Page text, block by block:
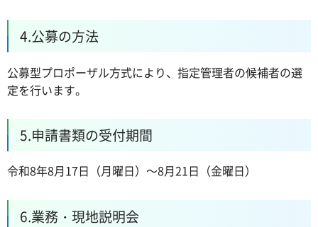
4.公募の方法
公募型プロポーザル方式により、指定管理者の候補者の選
定を行います。
5.申請書類の受付期間
令和8年8月17日（月曜日）～8月21日（金曜日）
6.業務・現地説明会